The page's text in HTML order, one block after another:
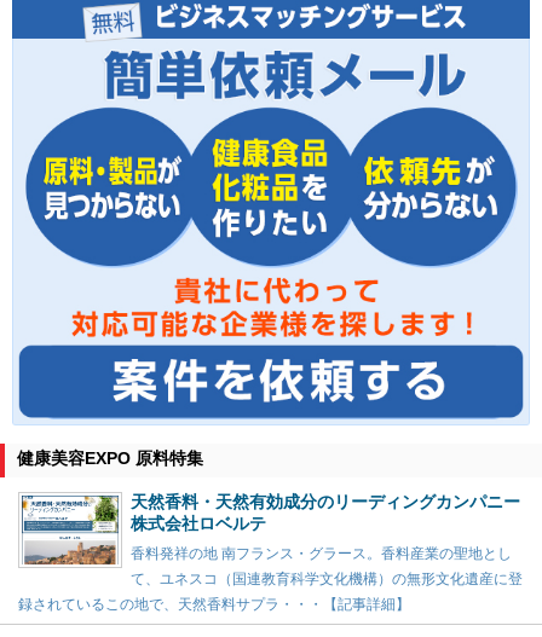
健康美容EXPO 原料特集
天然香料・天然有効成分のリーディングカンパニー
株式会社ロベルテ
香料発祥の地 南フランス・グラース。香料産業の聖地とし
て、ユネスコ（国連教育科学文化機構）の無形文化遺産に登
録されているこの地で、天然香料サプラ・・・【記事詳細】